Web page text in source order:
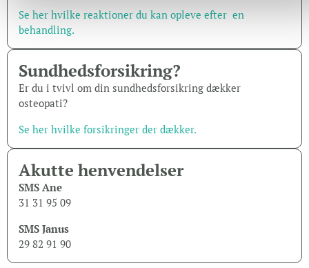
Se her hvilke reaktioner du kan opleve efter en
behandling.
Sundheds­forsikring?
Er du i tvivl om din sundhedsforsikring dækker
osteopati?
Se her hvilke forsikringer der dækker.
Akutte henvendelser
SMS Ane
31 31 95 09
SMS Janus
29 82 91 90